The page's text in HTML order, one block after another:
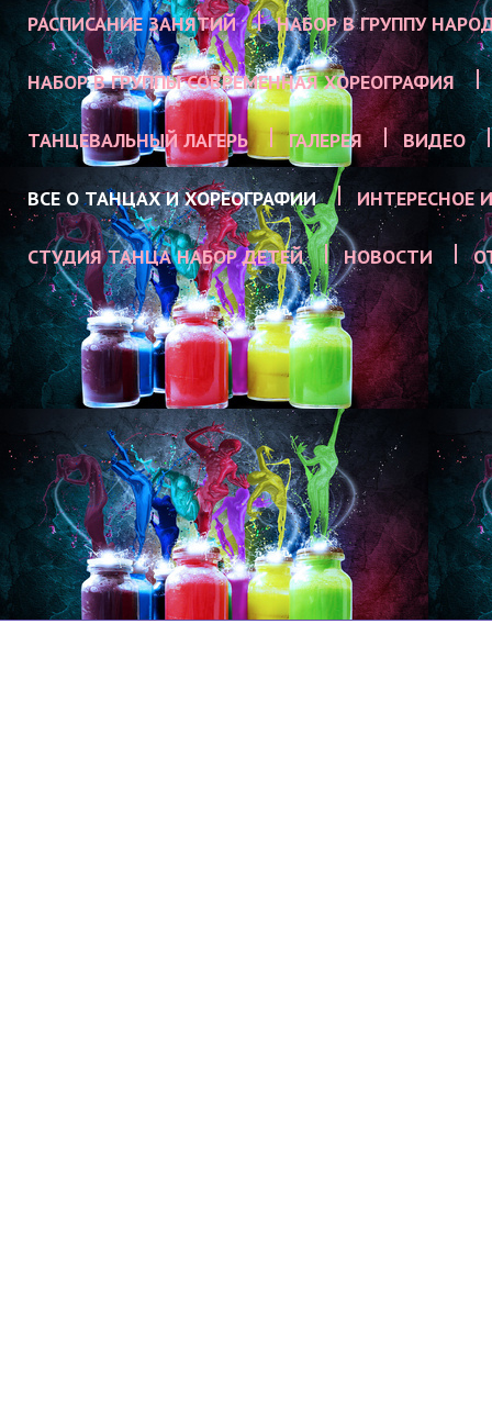
РАСПИСАНИЕ ЗАНЯТИЙ НАБОР В ГРУППУ
НАБОР В ГРУППЫ СОВРЕМЕННАЯ ХОРЕОГРАФИЯ
ТАНЦЕВАЛЬНЫЙ ЛАГЕРЬ ГАЛЕРЕЯ ВИДЕО
ВСЕ О ТАНЦАХ И ХОРЕОГРАФИИ ИНТЕРЕСНОЕ
СТУДИЯ ТАНЦА НАБОР ДЕТЕЙ НОВОСТИ